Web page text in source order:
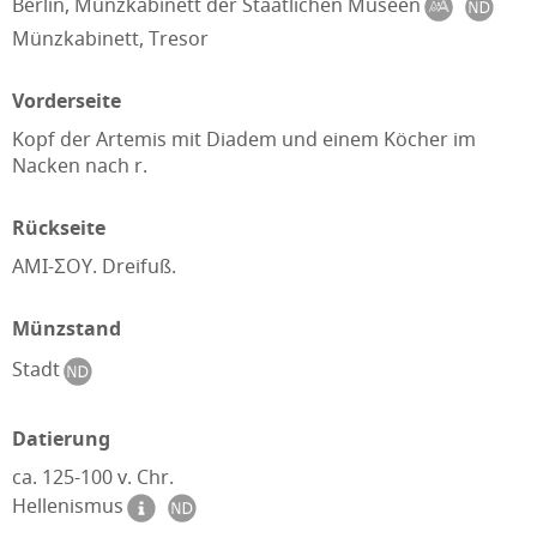
Münzkabinett, Tresor
Vorderseite
Kopf der Artemis mit Diadem und einem Köcher im
Nacken nach r.
Rückseite
AMI-ΣOY. Dreifuß.
Münzstand
Stadt
Datierung
ca. 125-100 v. Chr.
Hellenismus